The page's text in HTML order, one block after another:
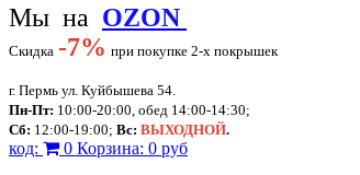
Мы на OZON
Скидка -7% при покупке 2-х покрышек
г. Пермь ул. Куйбышева 54.
Пн-Пт: 10:00-20:00, обед 14:00-14:30;
Сб: 12:00-19:00; Вс: ВЫХОДНОЙ.
код: 0 Корзина: 0 руб